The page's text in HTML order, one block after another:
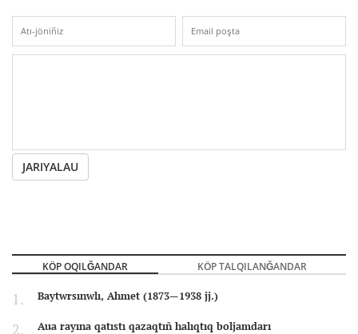
JARIYALAU
KÖP OQILĞANDAR KÖP TALQILANĞANDAR
Baytwrsınwlı, Ahmet (1873—1938 jj.)
Aua rayına qatıstı qazaqtıñ halıqtıq boljamdarı